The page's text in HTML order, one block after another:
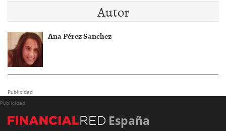
Autor
Ana Pérez Sanchez
Publicidad
Publicidad
España